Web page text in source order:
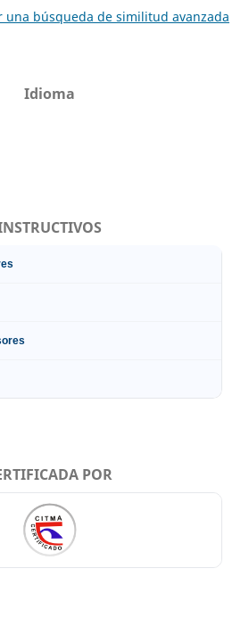
una búsqueda de similitud avanzada
Idioma
POR